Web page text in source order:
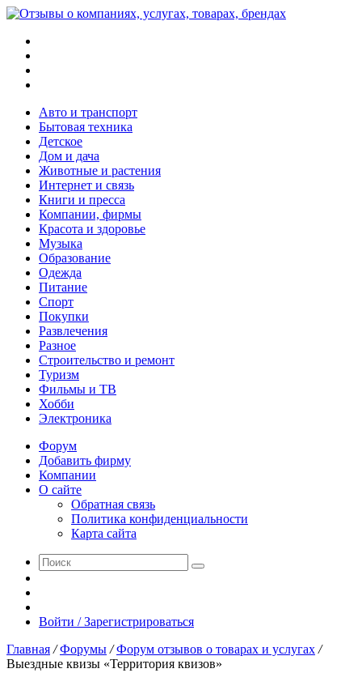
Авто и транспорт
Бытовая техника
Детское
Дом и дача
Животные и растения
Интернет и связь
Книги и пресса
Компании, фирмы
Красота и здоровье
Музыка
Образование
Одежда
Питание
Спорт
Покупки
Развлечения
Разное
Строительство и ремонт
Туризм
Фильмы и ТВ
Хобби
Электроника
Форум
Добавить фирму
Компании
О сайте
Обратная связь
Политика конфиденциальности
Карта сайта
Поиск
статья
Войти / Зарегистрироваться
Главная / Форумы / Форум отзывов о товарах и услугах /
Выездные квизы «Территория квизов»